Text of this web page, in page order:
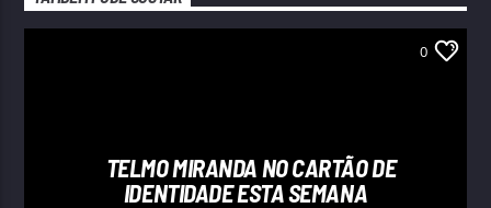
0
TELMO MIRANDA NO CARTÃO DE
IDENTIDADE ESTA SEMANA